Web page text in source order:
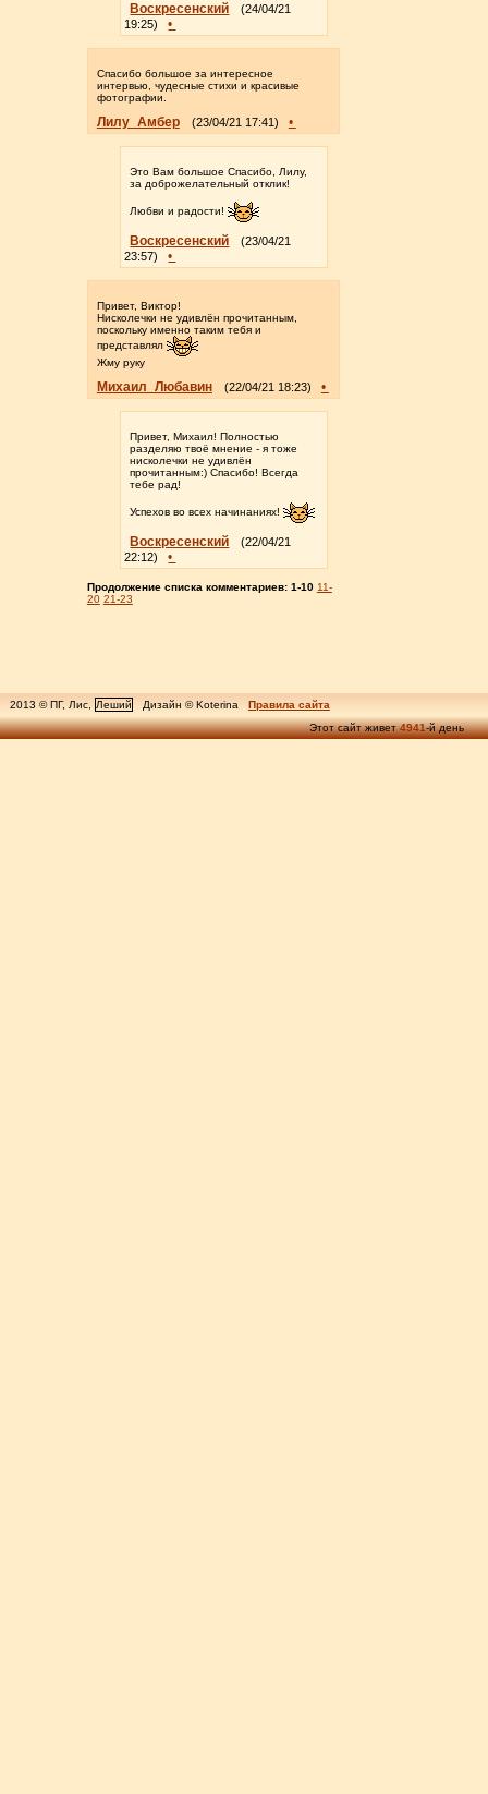
Воскресенский
(24/04/21
19:25)
•
Спасибо большое за интересное
интервью, чудесные стихи и красивые
фотографии.
Лилу_Амбер (23/04/21 17:41) •
Это Вам большое Спасибо, Лилу,
за доброжелательный отклик!
Любви и радости!
Воскресенский
(23/04/21
23:57)
•
Привет, Виктор!
Нисколечки не удивлён прочитанным,
поскольку именно таким тебя и
представлял
Жму руку
Михаил_Любавин (22/04/21 18:23) •
Привет, Михаил! Полностью
разделяю твоё мнение - я тоже
нисколечки не удивлён
прочитанным:) Спасибо! Всегда
тебе рад!
Успехов во всех начинаниях!
Воскресенский
(22/04/21
22:12)
•
Продолжение списка комментариев: 1-10 11-
20 21-23
2013 © ПГ, Лис, Леший Дизайн © Koterina
Правила сайта
Этот сайт живет4941-й день